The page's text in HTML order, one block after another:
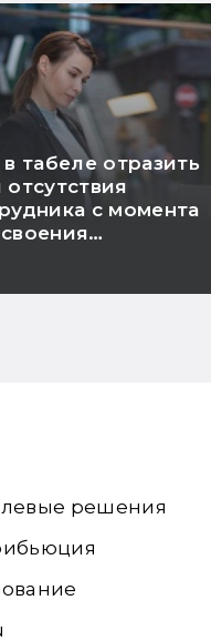
новости
в табеле отразить
отсутствия
с момента
решения